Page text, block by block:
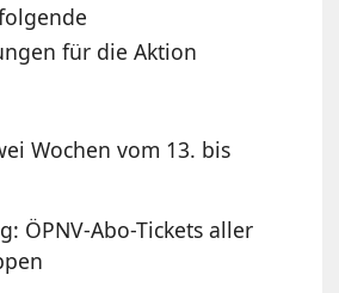
für die Aktion
Wochen vom 13. bis
ÖPNV-Abo-Tickets aller